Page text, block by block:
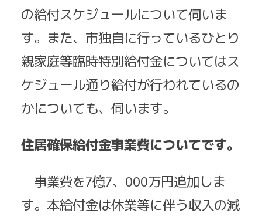
の給付スケジュールについて伺いま
す。また、市独自に行っているひとり
親家庭等臨時特別給付金についてはス
ケジュール通り給付が行われているの
かについても、伺います。
住居確保給付金事業費についてです。
事業費を7億7、000万円追加しま
す。本給付金は休業等に伴う収入の減